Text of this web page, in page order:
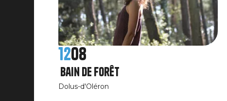
1208
Bain de forêt
Dolus-d'Oléron